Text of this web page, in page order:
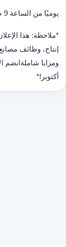
يوميًا من الساعة 9 صباحًا حتى 5 مساءً
*ملاحظة: هذا
ومزايا شاملة
أكتوبر!*